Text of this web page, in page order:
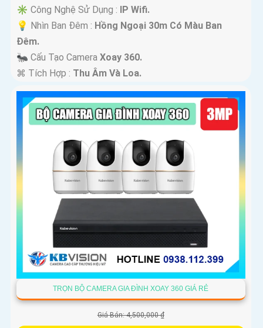
✳️ Công Nghệ Sử Dụng : IP Wifi.
💡 Nhìn Ban Đêm : Hồng Ngoại 30m Có Màu Ban
Ðêm.
🐜 Cấu Tạo Camera Xoay 360.
️⌘ Tích Hợp : Thu Âm Và Loa.
TRỌN BỘ CAMERA GIA ĐÌNH XOAY 360 GIÁ RẺ
Giá Bán: 4,500,000 ₫